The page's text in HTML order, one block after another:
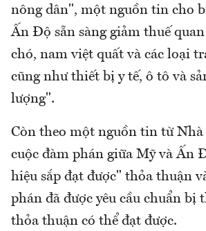
nông dân", một nguồn tin cho
Ấn Độ sẵn sàng giảm thuế
chó, nam việt quất và các loại
cũng như thiết bị y tế, ô tô và
lượng".
Còn theo một nguồn tin từ Nhà
cuộc đàm phán giữa Mỹ và Ấn
hiệu sắp đạt được" thỏa thuận
phán đã được yêu cầu chuẩn bị
thỏa thuận có thể đạt được.